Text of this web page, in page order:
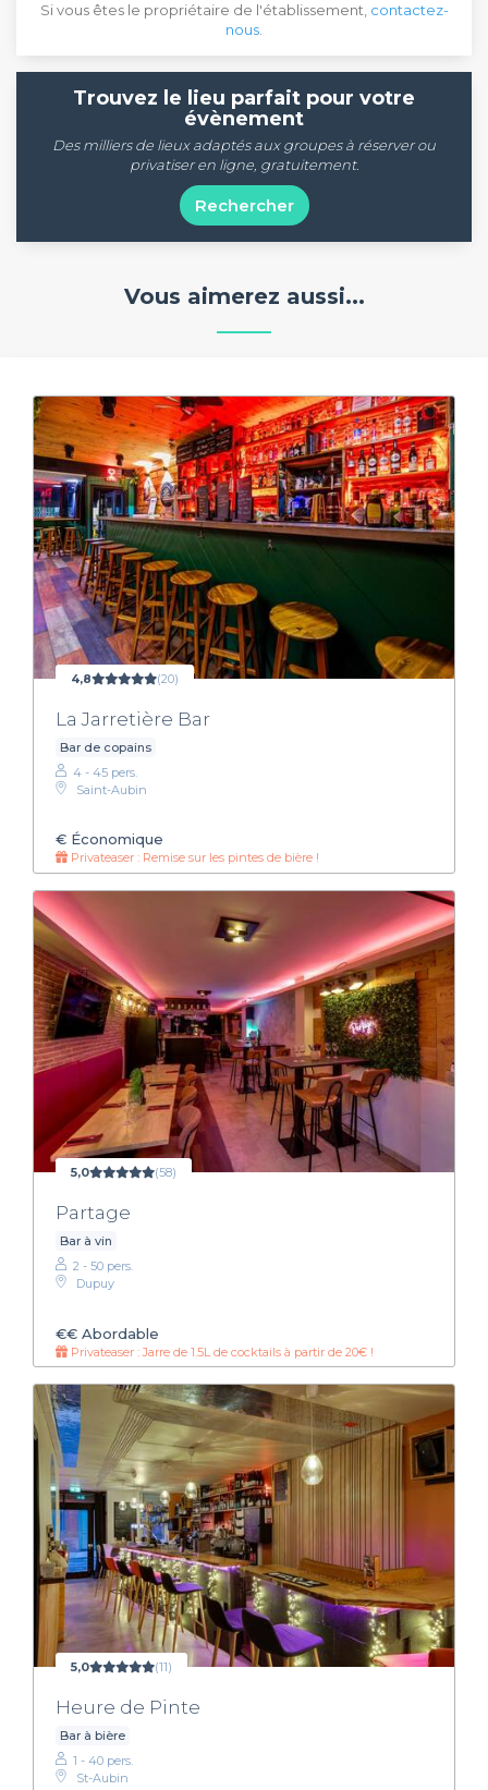
Si vous êtes le propriétaire de l'établissement, contactez-
nous
Trouvez le lieu parfait pour votre
évènement
Des milliers de lieux adaptés aux groupes à réserver ou
privatiser en ligne, gratuitement.
Rechercher
Vous aimerez aussi...
4,8 (20)
La Jarretière Bar
Bar de copains
4 - 45 pers.
Saint-Aubin
€ Économique
Privateaser : Remise sur les pintes de bière !
5,0 (58)
Partage
Bar à vin
2 - 50 pers.
Dupuy
€€ Abordable
Privateaser : Jarre de 1.5L de cocktails à partir de 20€ !
5,0 (11)
Heure de Pinte
Bar à bière
1 - 40 pers.
St-Aubin